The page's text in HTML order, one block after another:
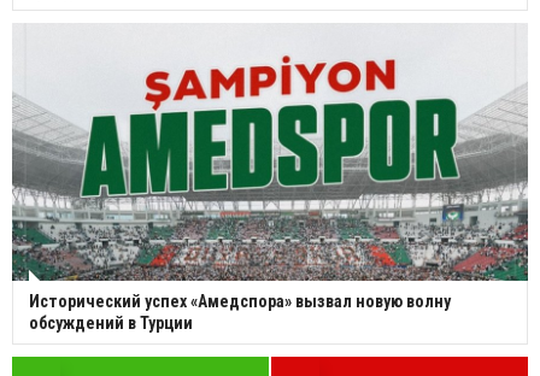
Исторический успех «Амедспора» вызвал новую волну
обсуждений в Турции